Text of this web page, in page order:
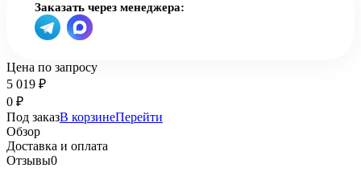
Заказать через менеджера:
Цена по запросу
5 019 ₽
0 ₽
Под заказВ корзинеПерейти
Обзор
Доставка и оплата
Отзывы0